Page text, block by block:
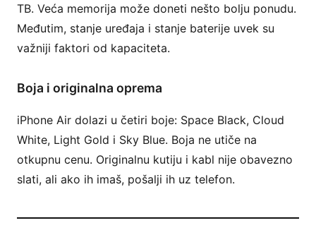
TB. Veća memorija može doneti nešto bolju ponudu.
Međutim, stanje uređaja i stanje baterije uvek su
važniji faktori od kapaciteta.
Boja i originalna oprema
iPhone Air dolazi u četiri boje: Space Black, Cloud
White, Light Gold i Sky Blue. Boja ne utiče na
otkupnu cenu. Originalnu kutiju i kabl nije obavezno
slati, ali ako ih imaš, pošalji ih uz telefon.